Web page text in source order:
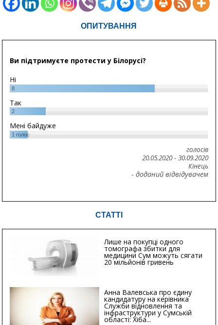
ОПИТУВАННЯ
Ви підтримуєте протести у Білорусі?
Ні
8
Так
2
Мені байдуже
1 голос
голосів
20.05.2020- 30.09.2020
Кінець
- доданий відвідувачем
СТАТТІ
Лише на покупці одного
томографа збитки для
медицини Сум можуть сягати
20 мільйонів гривень
Анна Валевська про єдину
кандидатуру на керівника
Служби відновлення та
інфраструктури у Сумській
області: Хіба...